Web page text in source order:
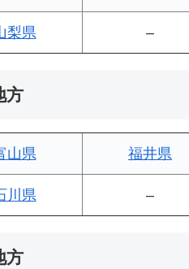
梨県 –
方
山県 福井県
川県 –
方